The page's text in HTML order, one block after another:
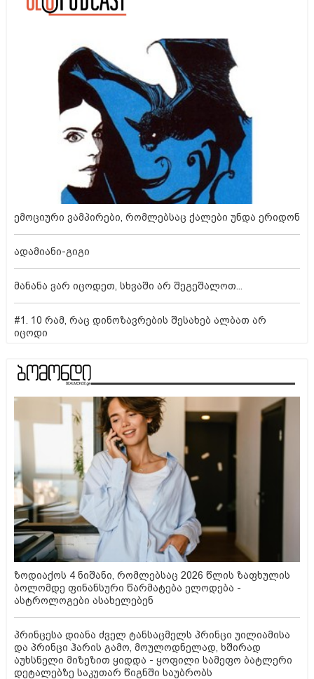
ემოციური ვამპირები, რომლებსაც ქალები უნდა ერიდონ
ადამიანი-გიგი
მანანა ვარ იცოდეთ, სხვაში არ შეგეშალოთ...
#1. 10 რამ, რაც დინოზავრების შესახებ ალბათ არ
იცოდი
ზოდიაქოს 4 ნიშანი, რომლებსაც 2026 წლის ზაფხულის
ბოლომდე ფინანსური წარმატება ელოდება -
ასტროლოგები ასახელებენ
პრინცესა დიანა ძველ ტანსაცმელს პრინცი უილიამისა
და პრინცი ჰარის გამო, მოულოდნელად, ხშირად
აუხსნელი მიზეზით ყიდდა - ყოფილი სამეფო ბატლერი
დეტალებზე საკუთარ წიგნში საუბრობს